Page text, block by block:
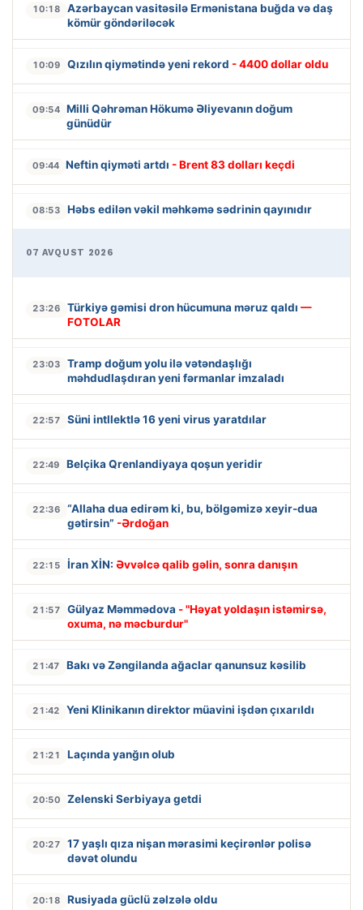
10:18
Azərbaycan vasitəsilə Ermənistana buğda və daş
kömür göndəriləcək
10:09 Qızılın qiymətində yeni rekord - 4400 dollar oldu
09:54 Milli Qəhrəman Hökumə Əliyevanın doğum
günüdür
09:44 Neftin qiyməti artdı - Brent 83 dolları keçdi
08:53 Həbs edilən vəkil məhkəmə sədrinin qayınıdır
07 AVQUST 2026
23:26 Türkiyə gəmisi dron hücumuna məruz qaldı —
FOTOLAR
23:03
Tramp doğum yolu ilə vətəndaşlığı
məhdudlaşdıran yeni fərmanlar imzaladı
22:57 Süni intllektlə 16 yeni virus yaratdılar
22:49 Belçika Qrenlandiyaya qoşun yeridir
22:36
“Allaha dua edirəm ki, bu, bölgəmizə xeyir-dua
gətirsin” -Ərdoğan
22:15 İran XİN: Əvvəlcə qalib gəlin, sonra danışın
21:57 Gülyaz Məmmədova - "Həyat yoldaşın istəmirsə,
oxuma, nə məcburdur"
21:47 Bakı və Zəngilanda ağaclar qanunsuz kəsilib
21:42 Yeni Klinikanın direktor müavini işdən çıxarıldı
21:21 Laçında yanğın olub
20:50 Zelenski Serbiyaya getdi
20:27
17 yaşlı qıza nişan mərasimi keçirənlər polisə
dəvət olundu
20:18 Rusiyada güclü zəlzələ oldu